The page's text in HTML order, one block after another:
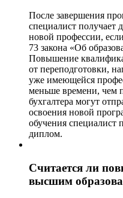
После завершения
специалист получает
новой профессии, если
73 закона «Об
Повышение
от переподготовки,
уже имеющейся
меньше времени, чем
бухгалтера могут
освоения новой
обучения специалист
диплом.
Считается ли
высшим